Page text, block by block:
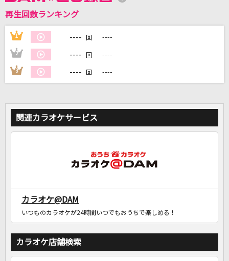
DAMに会員登録・ログインして
再生回数ランキング
1 ---- 回 ----
2 ---- 回 ----
3 ---- 回 ----
関連カラオケサービス
カラオケ@DAM
いつものカラオケが24時間いつでもおうちで楽しめる！
カラオケ店舗検索